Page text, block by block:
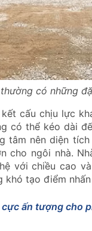
có những
cấu chịu lực
có thể kéo dài
tâm nên diện
cho ngôi nhà.
với chiều cao
khó tạo điểm
ấn tượng cho